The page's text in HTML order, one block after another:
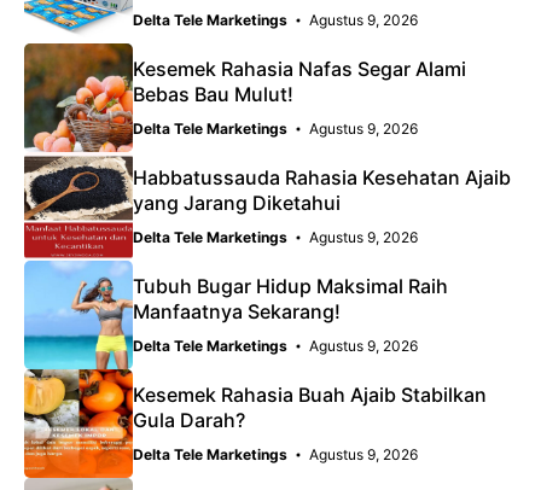
Delta Tele Marketings Agustus 9, 2026
Kesemek Rahasia Nafas Segar Alami
Bebas Bau Mulut!
Delta Tele Marketings Agustus 9, 2026
Habbatussauda Rahasia Kesehatan Ajaib
yang Jarang Diketahui
Delta Tele Marketings Agustus 9, 2026
Tubuh Bugar Hidup Maksimal Raih
Manfaatnya Sekarang!
Delta Tele Marketings Agustus 9, 2026
Kesemek Rahasia Buah Ajaib Stabilkan
Gula Darah?
Delta Tele Marketings Agustus 9, 2026